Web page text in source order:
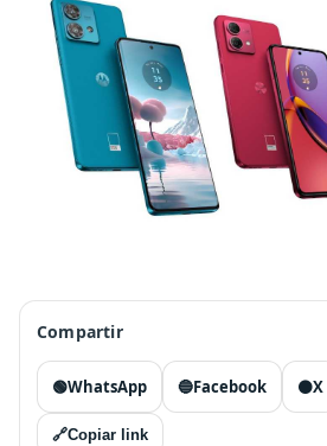
Compartir
🟢WhatsApp 🔵Facebook ⚫X
🔗Copiar link